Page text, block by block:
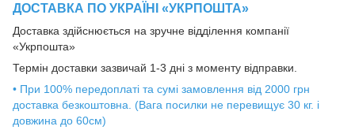
ДОСТАВКА ПО УКРАЇНІ «УКРПОШТА»
Доставка здійснюється на зручне відділення компанії
«Укрпошта»
Термін доставки зазвичай 1-3 дні з моменту відправки.
• При 100% передоплаті та сумі замовлення від 2000 грн
доставка безкоштовна. (Вага посилки не перевищує 30 кг. і
довжина до 60см)